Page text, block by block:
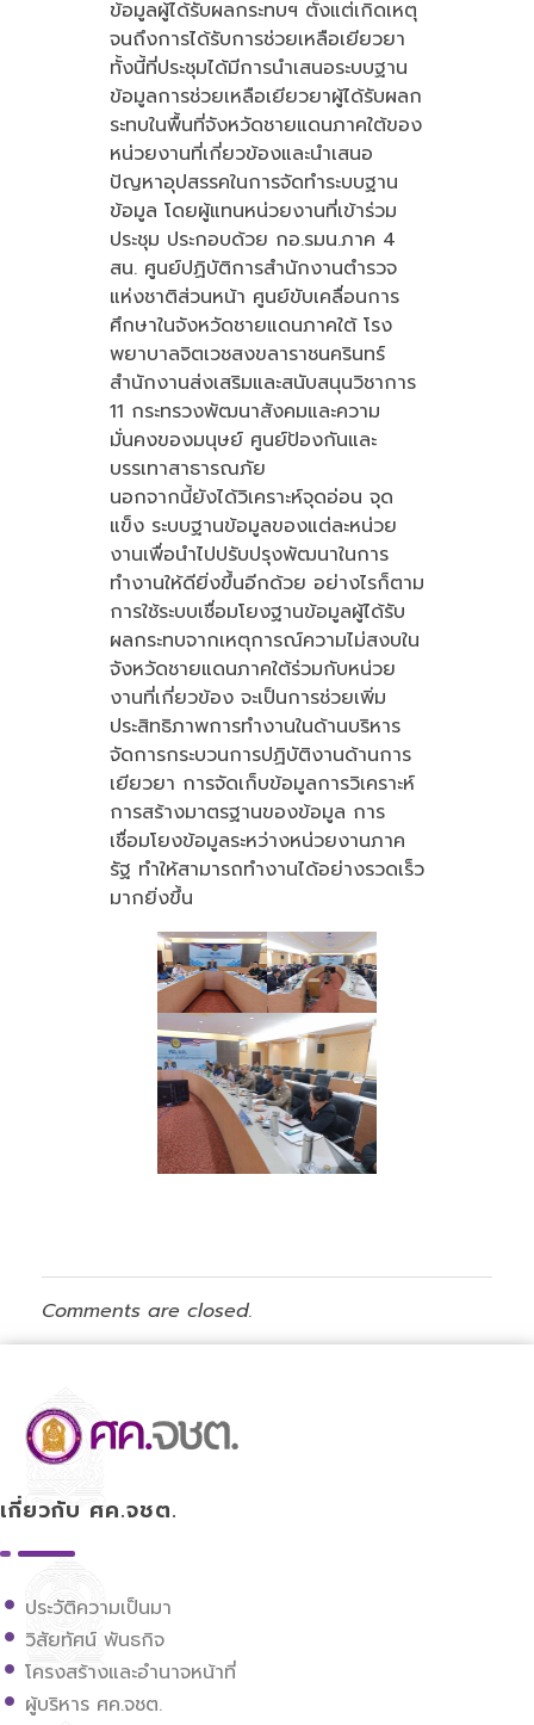
ข้อมูลผู้ได้รับผลกระทบฯ ตั้งแต่เกิดเหตุ
จนถึงการได้รับการช่วยเหลือเยียวยา
ทั้งนี้ที่ประชุมได้มีการนำเสนอระบบฐาน
ข้อมูลการช่วยเหลือเยียวยาผู้ได้รับผลก
ระทบในพื้นที่จังหวัดชายแดนภาคใต้ของ
หน่วยงานที่เกี่ยวข้องและนำเสนอ
ปัญหาอุปสรรคในการจัดทำระบบฐาน
ข้อมูล โดยผู้แทนหน่วยงานที่เข้าร่วม
ประชุม ประกอบด้วย กอ.รมน.ภาค 4
สน. ศูนย์ปฏิบัติการสำนักงานตำรวจ
แห่งชาติส่วนหน้า ศูนย์ขับเคลื่อนการ
ศึกษาในจังหวัดชายแดนภาคใต้ โรง
พยาบาลจิตเวชสงขลาราชนครินทร์
สำนักงานส่งเสริมและสนับสนุนวิชาการ
11 กระทรวงพัฒนาสังคมและความ
มั่นคงของมนุษย์ ศูนย์ป้องกันและ
บรรเทาสาธารณภัย
นอกจากนี้ยังได้วิเคราะห์จุดอ่อน จุด
แข็ง ระบบฐานข้อมูลของแต่ละหน่วย
งานเพื่อนำไปปรับปรุงพัฒนาในการ
ทำงานให้ดียิ่งขึ้นอีกด้วย อย่างไรก็ตาม
การใช้ระบบเชื่อมโยงฐานข้อมูลผู้ได้รับ
ผลกระทบจากเหตุการณ์ความไม่สงบใน
จังหวัดชายแดนภาคใต้ร่วมกับหน่วย
งานที่เกี่ยวข้อง จะเป็นการช่วยเพิ่ม
ประสิทธิภาพการทำงานในด้านบริหาร
จัดการกระบวนการปฏิบัติงานด้านการ
เยียวยา การจัดเก็บข้อมูลการวิเคราะห์
การสร้างมาตรฐานของข้อมูล การ
เชื่อมโยงข้อมูลระหว่างหน่วยงานภาค
รัฐ ทำให้สามารถทำงานได้อย่างรวดเร็ว
มากยิ่งขึ้น
Comments are closed.
เกี่ยวกับ ศค.จชต.
ประวัติความเป็นมา
วิสัยทัศน์ พันธกิจ
โครงสร้างและอำนาจหน้าที่
ผู้บริหาร ศค.จชต.